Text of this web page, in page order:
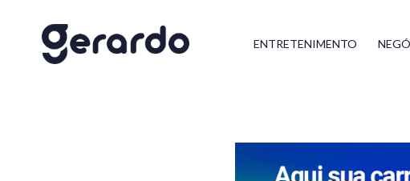
ENTRETENIMENTO